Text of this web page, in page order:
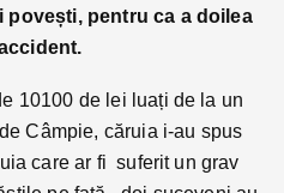
povești, pentru ca a doilea
10100 de lei luați de la un
Câmpie, căruia i-au spus
care ar fi suferit un grav